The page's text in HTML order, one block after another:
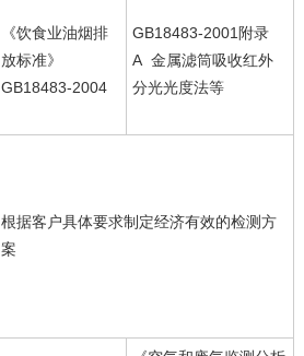
《饮食业油烟排
放标准》
GB18483-2004
GB18483-2001附录
A 金属滤筒吸收红外
分光光度法等
根据客户具体要求制定经济有效的检测方
案